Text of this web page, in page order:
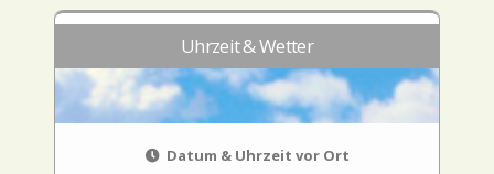
Uhrzeit & Wetter
Datum & Uhrzeit vor Ort